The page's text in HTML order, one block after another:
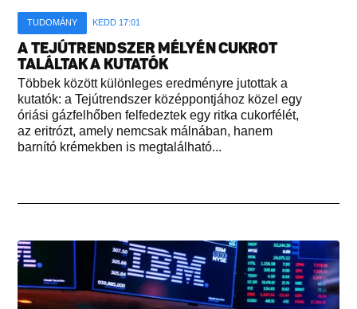
TUDOMÁNY KEDD 17:01
A TEJÚTRENDSZER MÉLYÉN CUKROT
TALÁLTAK A KUTATÓK
Többek között különleges eredményre jutottak a
kutatók: a Tejútrendszer középpontjához közel egy
óriási gázfelhőben felfedeztek egy ritka cukorfélét,
az eritrózt, amely nemcsak málnában, hanem
barnító krémekben is megtalálható...